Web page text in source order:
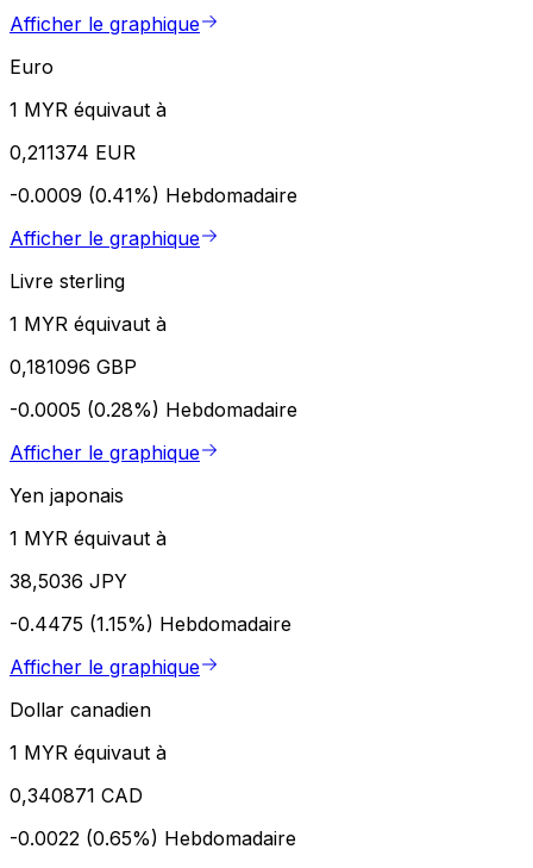
Afficher le graphique
Euro
1 MYR équivaut à
0,211374 EUR
-0.0009 (0.41%) Hebdomadaire
Afficher le graphique
Livre sterling
1 MYR équivaut à
0,181096 GBP
-0.0005 (0.28%) Hebdomadaire
Afficher le graphique
Yen japonais
1 MYR équivaut à
38,5036 JPY
-0.4475 (1.15%) Hebdomadaire
Afficher le graphique
Dollar canadien
1 MYR équivaut à
0,340871 CAD
-0.0022 (0.65%) Hebdomadaire